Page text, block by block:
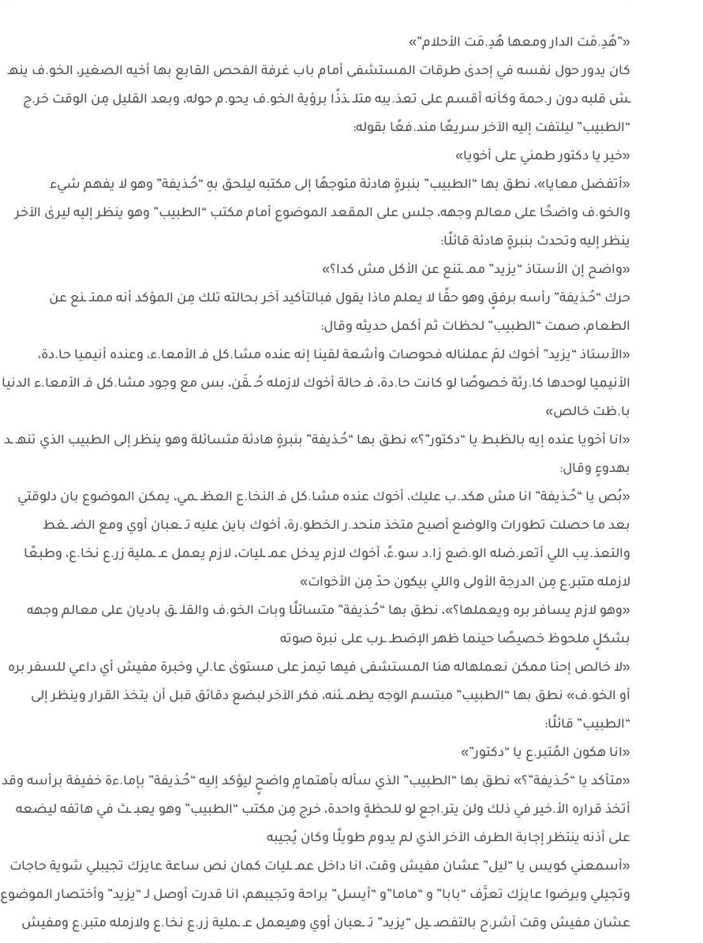
«”هُدِ.مَت الدار ومعها هُدِ.مَت الأحلام”»
كان يدور حول نفسه في إحدىٰ طرقات المستشفى أمام باب غرفة الفحص القابع بها أخيه الصغير، الخو.ف ينهـ
ـش قلبه دون ر.حمة وكأنه أقسم على تعذ.يبه متلـ ـذذًا برؤية الخو.ف يحو.م حوله، وبعد القليل مِن الوقت خر.ج
“الطبيب” ليلتفت إليه الآخر سريعًا مند.فعًا بقوله:
«خير يا دكتور طمني على أخويا»
«أتفضل معايا»، نطق بها “الطبيب” بنبرةٍ هادئة متوجهًا إلى مكتبه ليلحق بهِ “حُـذيفة” وهو لا يفهم شيء
والخو.ف واضحًا على معالم وجهه، جلس على المقعد الموضوع أمام مكتب “الطبيب” وهو ينظر إليه ليرىٰ الآخر
ينظر إليه وتحدث بنبرةٍ هادئة قائلًا:
«واضح إن الأستاذ “يزيد” ممـ ـتنع عن الأكل مش كدا؟»
حرك “حُـذيفة” رأسه برفقٍ وهو حقًا لا يعلم ماذا يقول فبالتأكيد آخر بحالته تلك مِن المؤكد أنه ممتـ ـنع عن
الطعام، صمت “الطبيب” لحظات ثم أكمل حديثه وقال:
«الأستاذ “يزيد” أخوك لمَ عملناله فحوصات وأشعة لقينا إنه عنده مشا.كل فـ الأمعا.ء، وعنده أنيميا حا.دة،
الأنيميا لوحدها كا.رثة خصوصًا لو كانت حا.دة، فـ حالة أخوك لازمله حُـ ـقَن، بس مع وجود مشا.كل فـ الأمعا.ء الدنيا
با.ظت خالص»
«انا أخويا عنده إيه بالظبط يا “دكتور”؟» نطق بها “حُـذيفة” بنبرةٍ هادئة متسائلة وهو ينظر إلى الطبيب الذي تنهـ ـد
بهدوءٍ وقال:
«بُص يا “حُـذيفة” انا مش هكد.ب عليك، أخوك عنده مشا.كل فـ النخا.ع العظـ ـمي، يمكن الموضوع بان دلوقتي
بعد ما حصلت تطورات والوضع أصبح متخذ منحد.ر الخطو.رة، أخوك باين عليه تـ ـعبان أوي ومع الضـ ـغط
والتعذ.يب اللي أتعر.ضله الو.ضع زا.د سو.ءً، أخوك لازم يدخل عمـ ـليات، لازم يعمل عـ ـملية زر.ع نخا.ع، وطبعًا
لازمله متبر.ع مِن الدرجة الأولى واللي بيكون حدّ مِن الأخوات»
«وهو لازم يسافر بره ويعملها؟»، نطق بها “حُـذيفة” متسائلًا وبات الخو.ف والقلـ ـق باديان على معالم وجهه
بشكلٍ ملحوظ خصيصًا حينما ظهر الإضطـ ـرب على نبرة صوته
«لا خالص إحنا ممكن نعملهاله هنا المستشفى فيها تيمز على مستوىٰ عا.لي وخبرة مفيش أي داعي للسفر بره
أو الخو.ف» نطق بها “الطبيب” مبتسم الوجه يطمـ ـئنه، فكر الآخر لبضع دقائق قبل أن يتخذ القرار وينظر إلى
“الطبيب” قائلًا:
«انا هكون المُتبر.ع يا “دكتور”»
«متأكد يا “حُـذيفة”؟» نطق بها “الطبيب” الذي سأله بأهتمامٍ واضحٍ ليؤكد إليه “حُـذيفة” بإما.ءة خفيفة برأسه وقد
أتخذ قراره الأ.خير في ذلك ولن يتر.اجع لو للحظةٍ واحدة، خرج مِن مكتب “الطبيب” وهو يعبـ ـث في هاتفه ليضعه
على أذنه ينتظر إجابة الطرف الآخر الذي لم يدوم طويلًا وكان يُجيبه
«أسمعني كويس يا “ليل” عشان مفيش وقت، انا داخل عمـ ـليات كمان نص ساعة عايزك تجيبلي شوية حاجات
وتجيلي وبرضوا عايزك تعرَّف “بابا” و “ماما”و “أيسل” براحة وتجيبهم، انا قدرت أوصل لـ “يزيد” وأختصار الموضوع
عشان مفيش وقت أشر.ح بالتفصـ ـيل “يزيد” تـ ـعبان أوي وهيعمل عـ ـملية زر.ع نخا.ع ولازمله متبر.ع ومفيش